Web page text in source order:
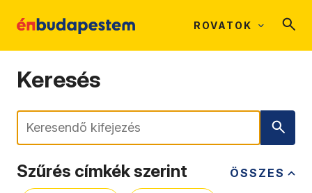
ROVATOK
Keresés
Keresés
ÖSSZES
Szűrés címkék szerint